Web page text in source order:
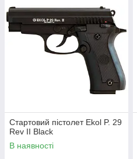
Стартовий пістолет Ekol P. 29
Rev II Black
В наявності